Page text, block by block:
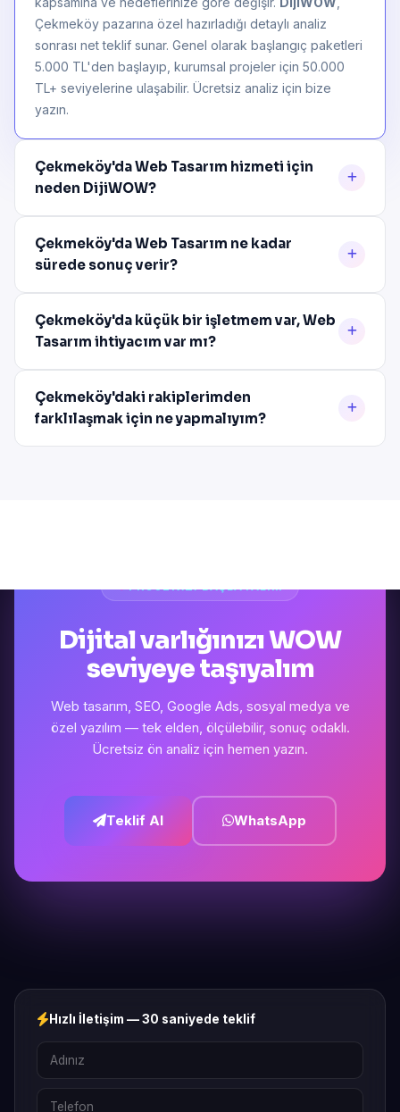
Çekmeköy pazarına özel hazırladığı detaylı analiz
sonrası net teklif sunar. Genel olarak başlangıç paketleri
5.000 TL'den başlayıp, kurumsal projeler için 50.000
TL+ seviyelerine ulaşabilir. Ücretsiz analiz için bize
yazın.
Çekmeköy'da Web Tasarım hizmeti için
neden DijiWOW?
Çekmeköy'da Web Tasarım ne kadar
sürede sonuç verir?
Çekmeköy'da küçük bir işletmem var, Web
Tasarım ihtiyacım var mı?
Çekmeköy'daki rakiplerimden
farklılaşmak için ne yapmalıyım?
Dijital varlığınızı WOW
seviyeye taşıyalım
Web tasarım, SEO, Google Ads, sosyal medya ve
özel yazılım — tek elden, ölçülebilir, sonuç odaklı.
Ücretsiz ön analiz için hemen yazın.
Teklif Al WhatsApp
Hızlı İletişim — 30 saniyede teklif